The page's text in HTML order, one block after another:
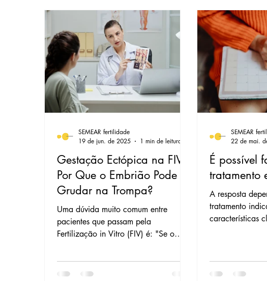
Gestação Ectópica na FIV:
Por Que o Embrião Pode
Grudar na Trompa?
Uma dúvida muito comum entre
pacientes que passam pela
Fertilização in Vitro (FIV) é: "Se o
útero, por que ainda existe o risco de
uma gestação ectópica?" Essa é uma
SEMEAR fertilidade
19 de jun. de 2025
1 min de leitura
É possível
tratamento
A resposta
tratamento
características
SEMEAR
22 de mai.